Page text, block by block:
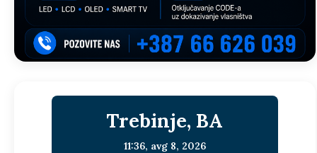
Trebinje, BA
11:36, avg 8, 2026